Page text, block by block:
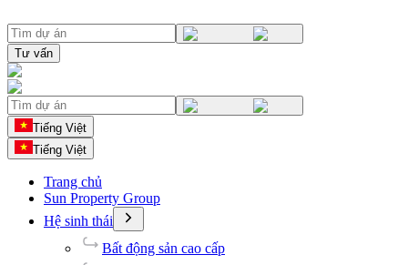
Tư vấn
Tiếng Việt
Tiếng Việt
Trang chủ
Sun Property Group
Hệ sinh thái
Bất động sản cao cấp